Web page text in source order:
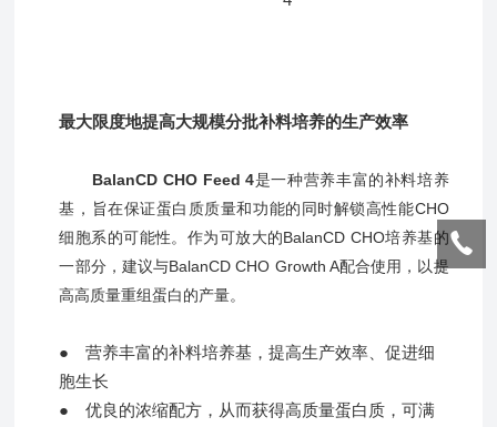
最大限度地提高大规模分批补料培养的生产效率
BalanCD CHO Feed 4是一种营养丰富的补料培养
基，旨在保证蛋白质质量和功能的同时解锁高性能CHO
细胞系的可能性。作为可放大的BalanCD CHO培养基的
一部分，建议与BalanCD CHO Growth A配合使用，以提
高高质量重组蛋白的产量。
● 营养丰富的补料培养基，提高生产效率、促进细
胞生长
●优良的浓缩配方，从而获得高质量蛋白 质 ，可满